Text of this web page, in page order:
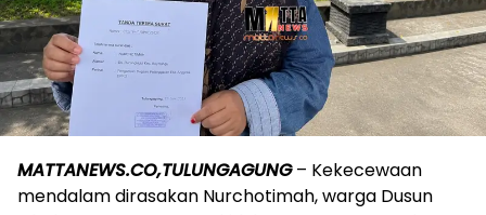
MATTANEWS.CO,TULUNGAGUNG– Kekecewaan
mendalam dirasakan Nurchotimah, warga Dusun